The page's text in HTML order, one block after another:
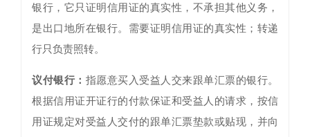
银行，它只证明信用证的真实性，不承担其他义务，
是出口地所在银行。需要证明信用证的真实性；转递
行只负责照转。
议付银行： 指愿意买入受益人交来跟单汇票的银行。
根据信用证开证行的付款保证和受益人的请求，按信
用证规定对受益人交付的跟单汇票垫款或贴现，并向